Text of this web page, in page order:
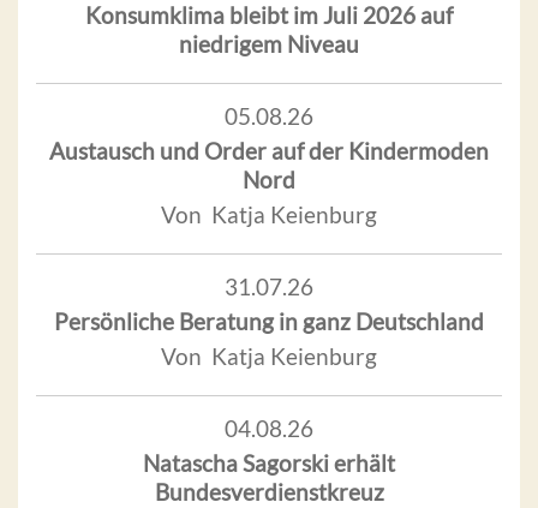
Konsumklima bleibt im Juli 2026 auf
niedrigem Niveau
05.08.26
Austausch und Order auf der Kindermoden
Nord
Von Katja Keienburg
31.07.26
Persönliche Beratung in ganz Deutschland
Von Katja Keienburg
04.08.26
Natascha Sagorski erhält
Bundesverdienstkreuz